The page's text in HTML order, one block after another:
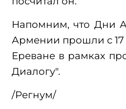
Напомним, что Дни
Армении прошли с 17
Ереване в рамках
Диалогу".
/Регнум/